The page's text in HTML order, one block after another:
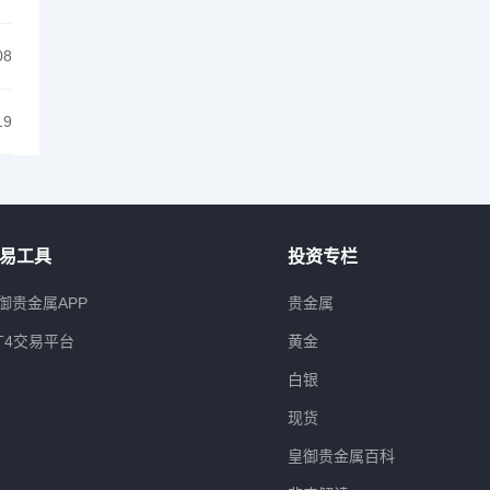
工具
贵金属APP
交易平台
投资专栏
贵金属
黄金
白银
现货
皇御贵金属百科